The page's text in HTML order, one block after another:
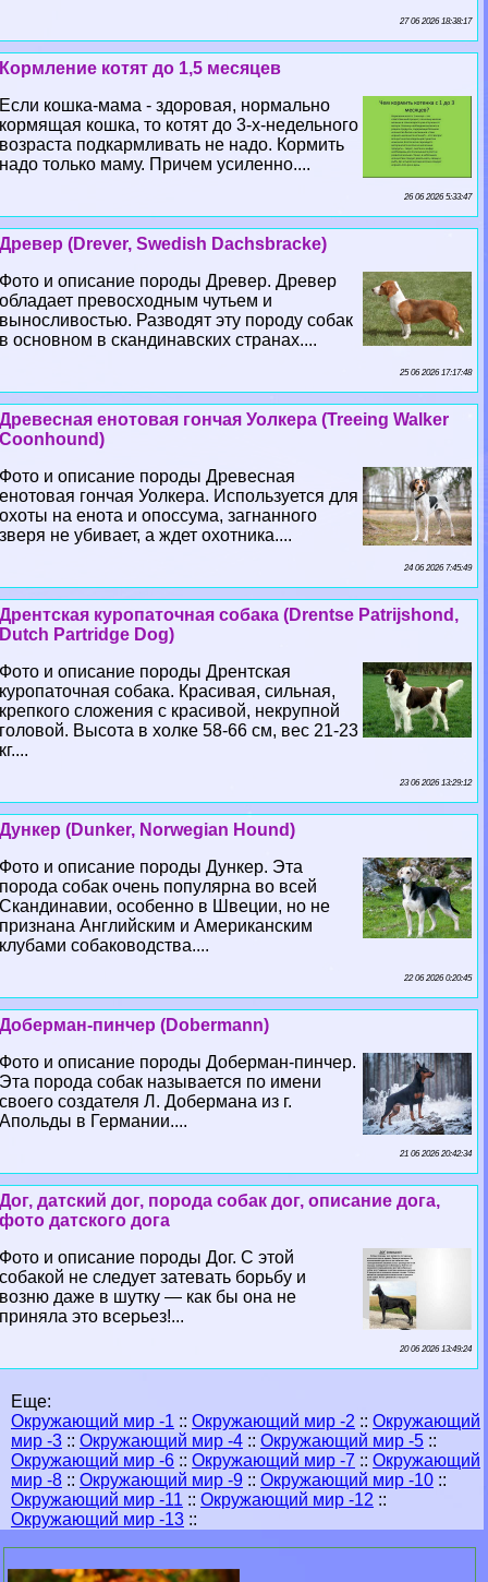
27 06 2026 18:38:17
Кормление котят до 1,5 месяцев
Если кошка-мама - здоровая, нормально
кормящая кошка, то котят до 3-х-недельного
возраста подкармливать не надо. Кормить
надо только маму. Причем усиленно....
26 06 2026 5:33:47
Древер (Drever, Swedish Dachsbracke)
Фото и описание породы Древер. Древер
обладает превосходным чутьем и
выносливостью. Разводят эту породу собак
в основном в скандинавских странах....
25 06 2026 17:17:48
Древесная енотовая гончая Уолкера (Treeing Walker
Coonhound)
Фото и описание породы Древесная
енотовая гончая Уолкера. Используется для
охоты на енота и опоссума, загнанного
зверя не убивает, а ждет охотника....
24 06 2026 7:45:49
Дрентская куропаточная собака (Drentse Patrijshond,
Dutch Partridge Dog)
Фото и описание породы Дрентская
куропаточная собака. Красивая, сильная,
крепкого сложения с красивой, некрупной
головой. Высота в холке 58-66 см, вес 21-23
кг....
23 06 2026 13:29:12
Дункер (Dunker, Norwegian Hound)
Фото и описание породы Дункер. Эта
порода собак очень популярна во всей
Скандинавии, особенно в Швеции, но не
признана Английским и Американским
клубами собаководства....
22 06 2026 0:20:45
Доберман-пинчер (Dobermann)
Фото и описание породы Доберман-пинчер.
Эта порода собак называется по имени
своего создателя Л. Добермана из г.
Апольды в Германии....
21 06 2026 20:42:34
Дог, датский дог, порода собак дог, описание дога,
фото датского дога
Фото и описание породы Дог. С этой
собакой не следует затевать борьбу и
возню даже в шутку — как бы она не
приняла это всерьез!...
20 06 2026 13:49:24
Еще:
Окружающий мир -1 :: Окружающий мир -2 :: Окружающий
мир -3 :: Окружающий мир -4 :: Окружающий мир -5 ::
Окружающий мир -6 :: Окружающий мир -7 :: Окружающий
мир -8 :: Окружающий мир -9 :: Окружающий мир -10 ::
Окружающий мир -11 :: Окружающий мир -12 ::
Окружающий мир -13 ::